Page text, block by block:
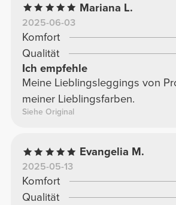
Mariana L.
2025-06-03
Komfort
Qualität
Ich empfehle
Meine Lieblingsleggings von
meiner Lieblingsfarben.
Siehe Original
Evangelia M.
2025-05-13
Komfort
Qualität